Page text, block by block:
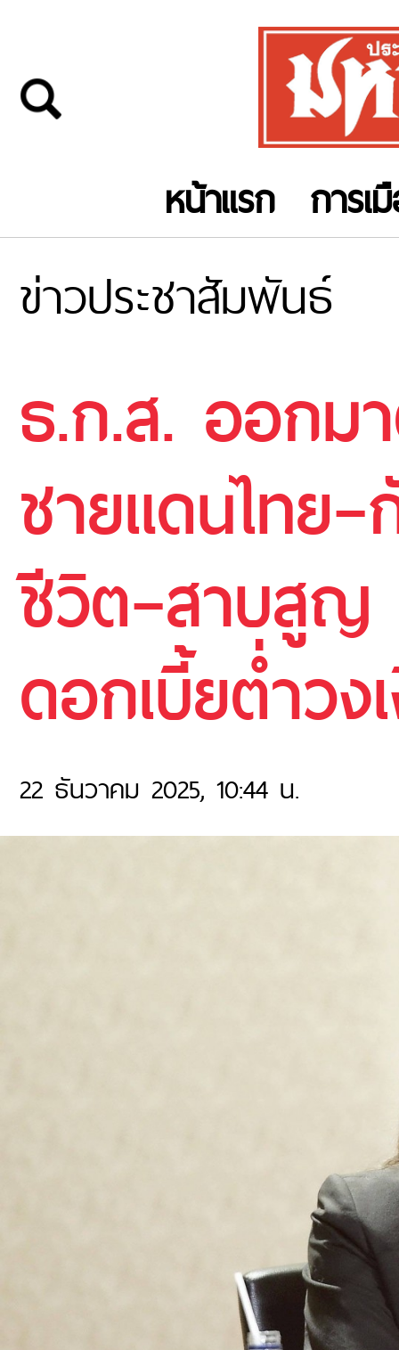
หน้าแรก การเ
ข่าวประชาสัมพันธ์
ธ.ก.ส. ออกม
ชายแดนไทย
ชีวิต–สาบสูญ
ดอกเบี้ยต่ำว
22 ธันวาคม 2025, 10:44 น.